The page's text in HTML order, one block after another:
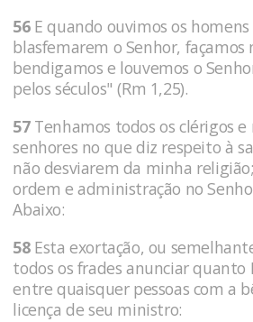
56E quando ouvimos os
blasfemarem o Senhor, façamos
bendigamos e louvemos o
pelos séculos" (Rm 1,25).
57Tenhamos todos os clérigos e
senhores no que diz respeito à
não desviarem da minha
ordem e administração no
Abaixo:
58Esta exortação, ou
todos os frades anunciar quanto
entre quaisquer pessoas com a
licença de seu ministro: